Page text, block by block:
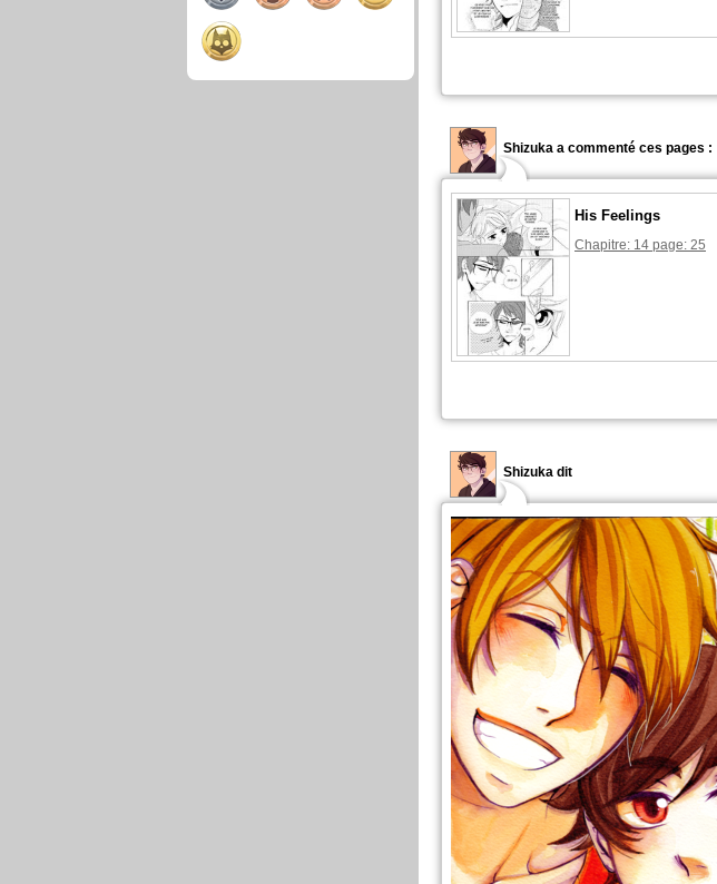
Shizuka a commenté ces pages :
His Feelings
Chapitre: 14 page: 25
Shizuka dit